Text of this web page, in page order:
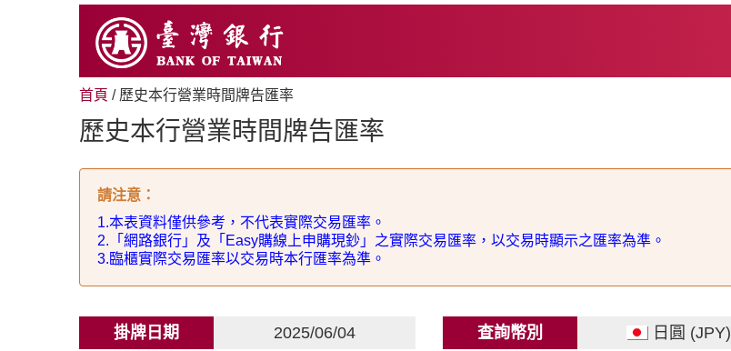
首頁 / 歷史本行營業時間牌告匯率
歷史本行營業時間牌告匯率
請注意 ：
1.本表資料僅供參考，不代表實際交易匯率。
2. 「網路銀行」及「 Easy購線上申購現鈔」之實際交易匯率，以交易時顯示之匯率為準。
3.臨櫃實際交易匯率以交易時本行匯率為準。
掛牌日期 2025/06/04 查詢幣別 日圓 (JPY)